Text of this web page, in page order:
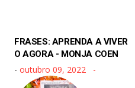
FRASES: APRENDA A VIVER
O AGORA - MONJA COEN
- outubro 09, 2022